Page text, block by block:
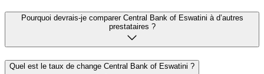
Pourquoi devrais-je comparer Central Bank of Eswatini à d’autres
prestataires ?
Quel est le taux de change Central Bank of Eswatini ?